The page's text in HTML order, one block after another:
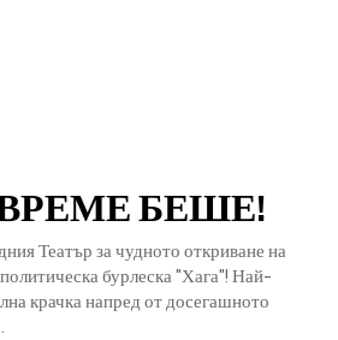
БЕШЕ!
Театър за чудното откриване на
бурлеска "Хага"! Най-
крачка напред от досегашното